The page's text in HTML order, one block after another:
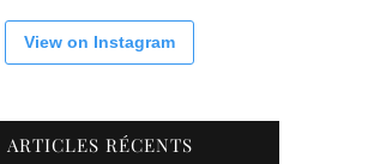
View on Instagram
ARTICLES RÉCENTS